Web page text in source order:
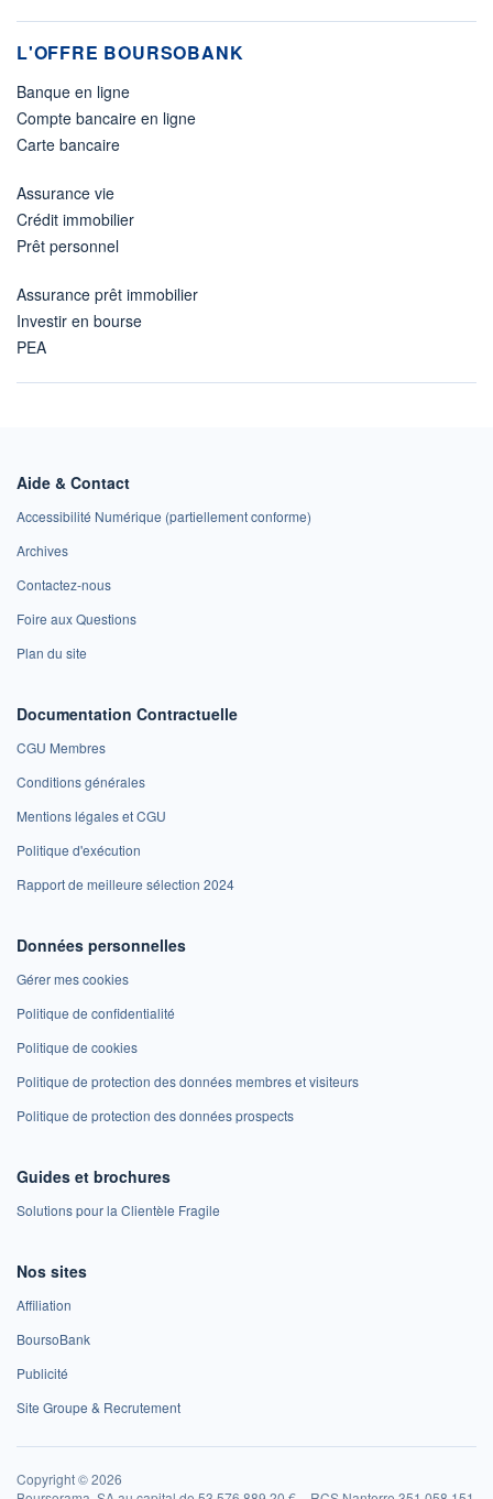
L'OFFRE BOURSOBANK
Banque en ligne
Compte bancaire en ligne
Carte bancaire
Assurance vie
Crédit immobilier
Prêt personnel
Assurance prêt immobilier
Investir en bourse
PEA
Aide & Contact
Accessibilité Numérique (partiellement conforme)
Archives
Contactez-nous
Foire aux Questions
Plan du site
Documentation Contractuelle
CGU Membres
Conditions générales
Mentions légales et CGU
Politique d'exécution
Rapport de meilleure sélection 2024
Données personnelles
Gérer mes cookies
Politique de confidentialité
Politique de cookies
Politique de protection des données membres et visiteurs
Politique de protection des données prospects
Guides et brochures
Solutions pour la Clientèle Fragile
Nos sites
Affiliation
BoursoBank
Publicité
Site Groupe & Recrutement
Copyright © 2026